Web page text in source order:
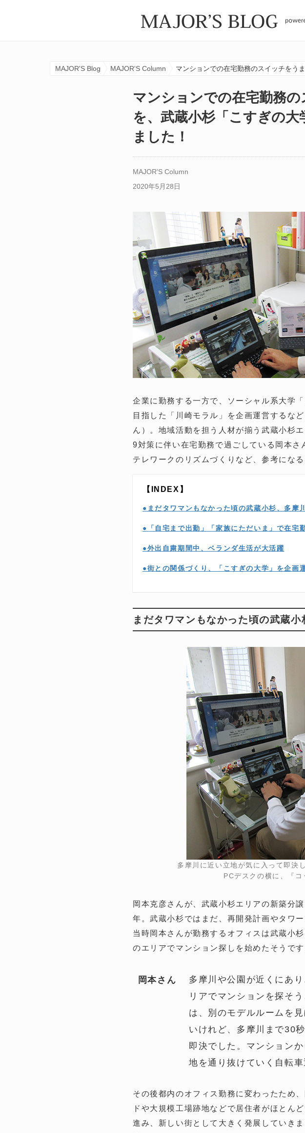
MAJOR'S Blog MAJOR'S Column マンションでの在宅勤務のスイッチをう
マンションでの在宅勤務
を、武蔵小杉「こすぎの
ました！
MAJOR'S Column
2020年5月28日
企業に勤務する一方で、ソーシャル系大学
目指した「川崎モラル」を企画運営するな
ん）。地域活動を担う人材が揃う武蔵小杉
9対策に伴い在宅勤務で過ごしている岡本さ
テレワークのリズムづくりなど、参考にな
【INDEX】
●まだタワマンもなかった頃の武蔵小杉、多摩
●「自宅まで出勤」「家族にただいま」で在宅
●外出自粛期間中、ベランダ生活が大活躍
●街との関係づくり、「こすぎの大学」を企画
まだタワマンもなかった頃の武蔵
多摩川に近い立地が気に入って即決
PCデスクの横に、『コ
岡本克彦さんが、武蔵小杉エリアの新築分
年。武蔵小杉ではまだ、再開発計画やタワ
当時岡本さんが勤務するオフィスは武蔵小
のエリアでマンション探しを始めたそうです
岡本さん
多摩川や公園が近くにあ
リアでマンションを探そ
は、別のモデルルームを
いけれど、多摩川まで30
即決でした。マンション
地を通り抜けていく自転
その後都内のオフィス勤務に変わったため
ドや大規模工場跡地などで居住者がほとん
進み、新しい街として大きく発展していき